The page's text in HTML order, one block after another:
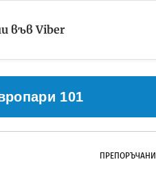
във Viber
101
ПРЕПОРЪЧАНИ